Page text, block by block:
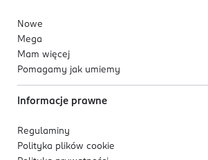
Nowe
Mega
Mam więcej
Pomagamy jak umiemy
Informacje prawne
Regulaminy
Polityka plików cookie